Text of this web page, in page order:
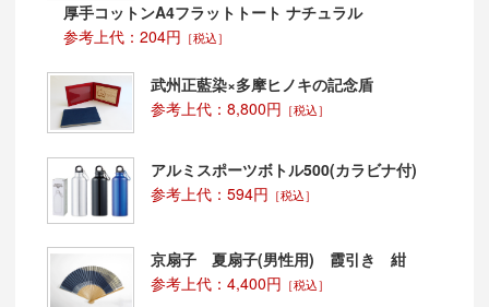
厚手コットンA4フラットトート ナチュラル
参考上代：204円 ［税込］
武州正藍染×多摩ヒノキの記念盾
参考上代：8,800円 ［税込］
アルミスポーツボトル500(カラビナ付)
参考上代：594円 ［税込］
京扇子 夏扇子(男性用) 霞引き 紺
参考上代：4,400円 ［税込］